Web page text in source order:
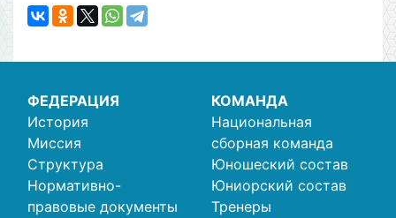
ФЕДЕРАЦИЯ
История
Миссия
Структура
Нормативно-
правовые документы
КОМАНДА
Национальная
сборная команда
Юношеский состав
Юниорский состав
Тренеры